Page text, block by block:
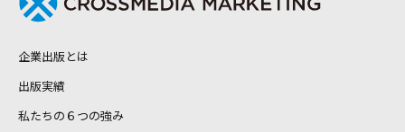
企業出版とは
出版実績
私たちの６つの強み